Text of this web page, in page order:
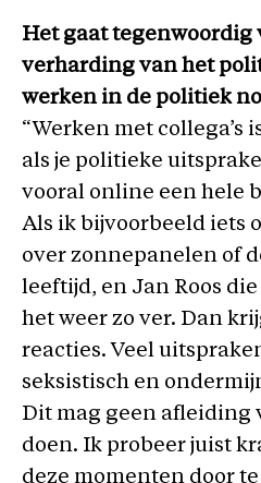
Het gaat tegenwoordig
verharding van het
werken in de politiek
“Werken met collega’s
als je politieke
vooral online een hele
Als ik bijvoorbeeld iets
over zonnepanelen of
leeftijd, en Jan Roos
het weer zo ver. Dan
reacties. Veel
seksistisch en
Dit mag geen afleiding
doen. Ik probeer juist
deze momenten door